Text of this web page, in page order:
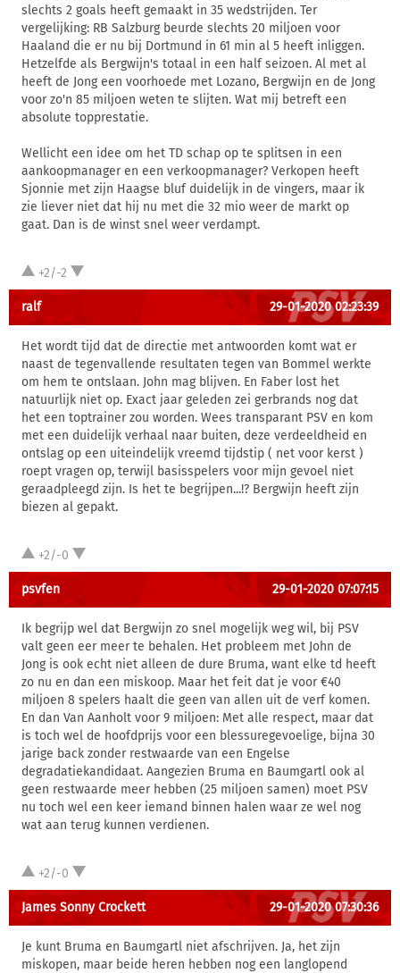
slechts 2 goals heeft gemaakt in 35 wedstrijden. Ter
vergelijking: RB Salzburg beurde slechts 20 miljoen voor
Haaland die er nu bij Dortmund in 61 min al 5 heeft inliggen.
Hetzelfde als Bergwijn's totaal in een half seizoen. Al met al
heeft de Jong een voorhoede met Lozano, Bergwijn en de Jong
voor zo'n 85 miljoen weten te slijten. Wat mij betreft een
absolute topprestatie.
Wellicht een idee om het TD schap op te splitsen in een
aankoopmanager en een verkoopmanager? Verkopen heeft
Sjonnie met zijn Haagse bluf duidelijk in de vingers, maar ik
zie liever niet dat hij nu met die 32 mio weer de markt op
gaat. Dan is de winst snel weer verdampt.
+2/-2
ralf 29-01-2020 02:23:39
Het wordt tijd dat de directie met antwoorden komt wat er
naast de tegenvallende resultaten tegen van Bommel werkte
om hem te ontslaan. John mag blijven. En Faber lost het
natuurlijk niet op. Exact jaar geleden zei gerbrands nog dat
het een toptrainer zou worden. Wees transparant PSV en kom
met een duidelijk verhaal naar buiten, deze verdeeldheid en
ontslag op een uiteindelijk vreemd tijdstip ( net voor kerst )
roept vragen op, terwijl basisspelers voor mijn gevoel niet
geraadpleegd zijn. Is het te begrijpen...!? Bergwijn heeft zijn
biezen al gepakt.
+2/-0
psvfen 29-01-2020 07:07:15
Ik begrijp wel dat Bergwijn zo snel mogelijk weg wil, bij PSV
valt geen eer meer te behalen. Het probleem met John de
Jong is ook echt niet alleen de dure Bruma, want elke td heeft
zo nu en dan een miskoop. Maar het feit dat je voor €40
miljoen 8 spelers haalt die geen van allen uit de verf komen.
En dan Van Aanholt voor 9 miljoen: Met alle respect, maar dat
is toch wel de hoofdprijs voor een blessuregevoelige, bijna 30
jarige back zonder restwaarde van een Engelse
degradatiekandidaat. Aangezien Bruma en Baumgartl ook al
geen restwaarde meer hebben (25 miljoen samen) moet PSV
nu toch wel een keer iemand binnen halen waar ze wel nog
wat aan terug kunnen verdienen.
+2/-0
James Sonny Crockett 29-01-2020 07:30:36
Je kunt Bruma en Baumgartl niet afschrijven. Ja, het zijn
miskopen, maar beide heren hebben nog een langlopend